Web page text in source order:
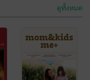
ดูทั้งหมด